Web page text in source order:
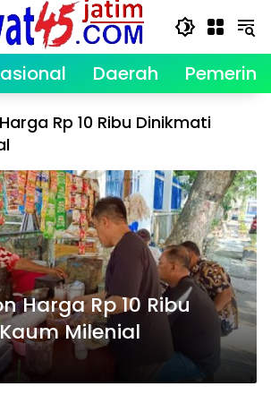
Daerah
Rp 10 Ribu Dinikmati
Harga Rp 10 Ribu
Milenial